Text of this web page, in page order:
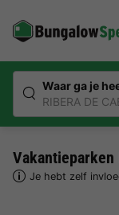
Waar ga je
RIBERA DE
Vakantieparken
Je hebt zelf